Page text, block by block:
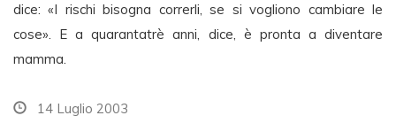
dice: «I rischi bisogna correrli, se si vogliono cambiare le
cose». E a quarantatrè anni, dice, è pronta a diventare
mamma.
14 Luglio 2003